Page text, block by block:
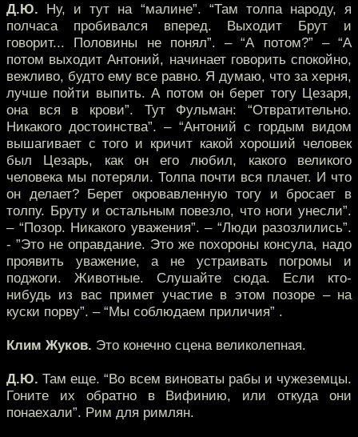
Д.Ю. Ну, и тут на “малине”. “Там толпа народу, я
полчаса пробивался вперед. Выходит Брут и
говорит... Половины не понял”. – “А потом?” – “А
потом выходит Антоний, начинает говорить спокойно,
вежливо, будто ему все равно. Я думаю, что за херня,
лучше пойти выпить. А потом он берет тогу Цезаря,
она вся в крови”. Тут Фульман: “Отвратительно.
Никакого достоинства”. – “Антоний с гордым видом
вышагивает с того и кричит какой хороший человек
был Цезарь, как он его любил, какого великого
человека мы потеряли. Толпа почти вся плачет. И что
он делает? Берет окровавленную тогу и бросает в
толпу. Бруту и остальным повезло, что ноги унесли”.
– “Позор. Никакого уважения”. – “Люди разозлились”.
- ”Это не оправдание. Это же похороны консула, надо
проявить уважение, а не устраивать погромы и
поджоги. Животные. Слушайте сюда. Если кто-
нибудь из вас примет участие в этом позоре – на
куски порву”. – “Мы соблюдаем приличия” .
Клим Жуков. Это конечно сцена великолепная.
Д.Ю. Там еще. “Во всем виноваты рабы и чужеземцы.
Гоните их обратно в Вифинию, или откуда они
понаехали”. Рим для римлян.